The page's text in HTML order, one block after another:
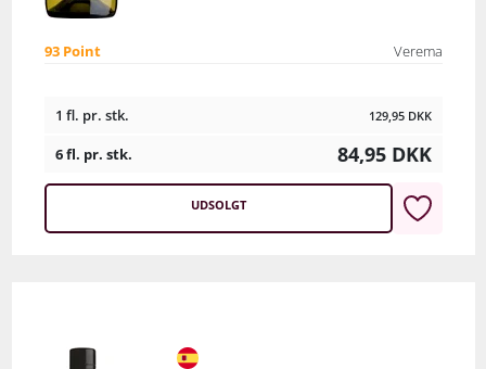
93 Point Verema
1 fl. pr. stk. 129,95 DKK
6 fl. pr. stk. 84,95 DKK
UDSOLGT